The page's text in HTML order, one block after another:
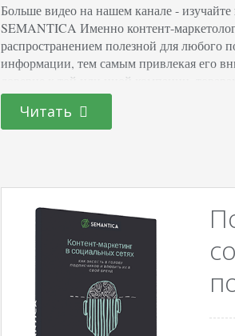
Больше видео на нашем канале - изучайте
SEMANTICA Именно контент-
распространением полезной для любого
информации, тем самым привлекая его
доверие к той или иной компании,
Грамотный специалист будет
актуальную, высококачественную и
информацию, что сама по себе не является
Читать